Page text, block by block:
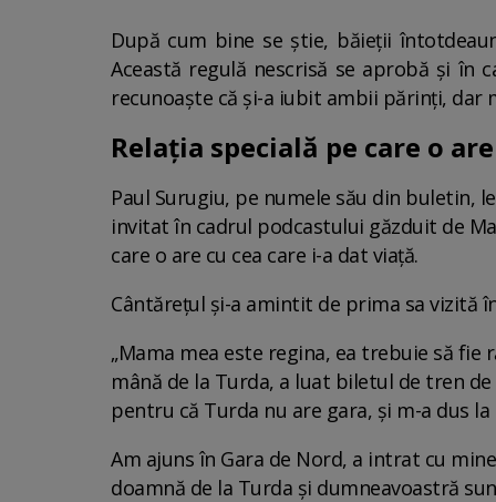
După cum bine se știe, băieții
Această regulă nescrisă se aprobă și în
recunoaște că și-a iubit ambii părinți, dar
Relația specială pe care o
Paul Surugiu, pe numele său din buletin,
invitat în cadrul podcastului găzduit de
care o are cu cea care i-a dat viață.
Cântărețul și-a amintit de prima sa vizită
„Mama mea este regina, ea trebuie să
mână de la Turda, a luat biletul de tren
pentru că Turda nu are gara, și m-a dus
Am ajuns în Gara de Nord, a intrat cu
doamnă de la Turda și dumneavoastră